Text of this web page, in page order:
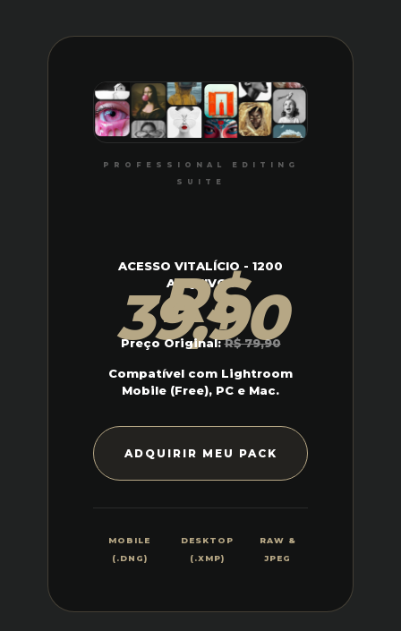
PROFESSIONAL EDITING
SUITE
ACESSO VITALÍCIO - 1200
ARQUIVOS
R$
39,90
Preço Original:R$ 79,90
Compatível com Lightroom
Mobile (Free), PC e Mac.
ADQUIRIR MEU PACK
MOBILE
(.DNG)
DESKTOP
(.XMP)
RAW &
JPEG